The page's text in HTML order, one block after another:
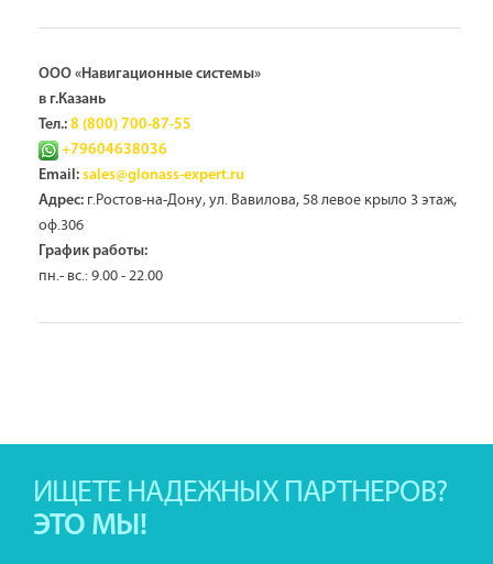
ООО «Навигационные системы»
в г.Казань
Тел.: 8 (800) 700-87-55
+79604638036
Email: sales@glonass-expert.ru
Адрес: г.Ростов-на-Дону, ул. Вавилова, 58 левое крыло 3 этаж,
оф.306
График работы:
пн.- вс.: 9.00 - 22.00
ИЩЕТЕ НАДЕЖНЫХ ПАРТНЕРОВ?
ЭТО МЫ!